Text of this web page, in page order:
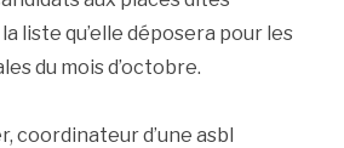
liste qu’elle déposera pour les
du mois d’octobre.
coordinateur d’une asbl